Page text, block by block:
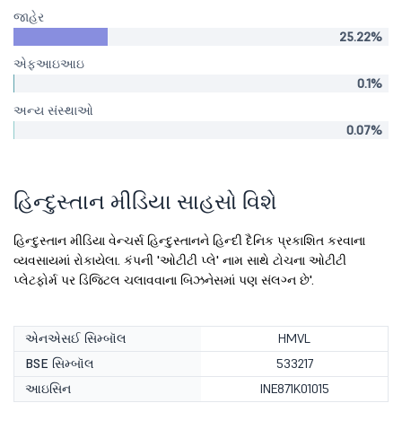
જાહેર
25.22%
એફઆઇઆઇ
0.1%
અન્ય સંસ્થાઓ
0.07%
હિન્દુસ્તાન મીડિયા સાહસો વિશે
હિન્દુસ્તાન મીડિયા વેન્ચર્સ હિન્દુસ્તાનને હિન્દી દૈનિક પ્રકાશિત કરવાના
વ્યવસાયમાં રોકાયેલા. કંપની 'ઓટીટી પ્લે' નામ સાથે ટોચના ઓટીટી
પ્લેટફોર્મ પર ડિજિટલ ચલાવવાના બિઝનેસમાં પણ સંલગ્ન છે'.
એનએસઈ સિમ્બૉલ
HMVL
BSE સિમ્બૉલ
533217
આઇસિન
INE871K01015